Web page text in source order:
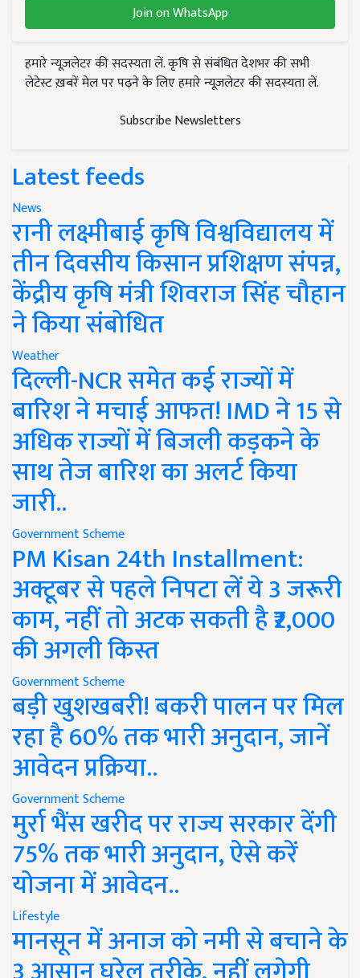
Join on WhatsApp
हमारे न्यूज़लेटर की सदस्यता लें. कृषि से संबंधित देशभर की सभी
लेटेस्ट ख़बरें मेल पर पढ़ने के लिए हमारे न्यूज़लेटर की सदस्यता लें.
Subscribe Newsletters
Latest feeds
News
रानी लक्ष्मीबाई कृषि विश्वविद्यालय में
तीन दिवसीय किसान प्रशिक्षण संपन्न,
केंद्रीय कृषि मंत्री शिवराज सिंह चौहान
ने किया संबोधित
Weather
दिल्ली-NCR समेत कई राज्यों में
बारिश ने मचाई आफत! IMD ने 15 से
अधिक राज्यों में बिजली कड़कने के
साथ तेज बारिश का अलर्ट किया
जारी..
Government Scheme
PM Kisan 24th Installment:
अक्टूबर से पहले निपटा लें ये 3 जरूरी
काम, नहीं तो अटक सकती है ₹2,000
की अगली किस्त
Government Scheme
बड़ी खुशखबरी! बकरी पालन पर मिल
रहा है 60% तक भारी अनुदान, जानें
आवेदन प्रक्रिया..
Government Scheme
मुर्रा भैंस खरीद पर राज्य सरकार देंगी
75% तक भारी अनुदान, ऐसे करें
योजना में आवेदन..
Lifestyle
मानसून में अनाज को नमी से बचाने के